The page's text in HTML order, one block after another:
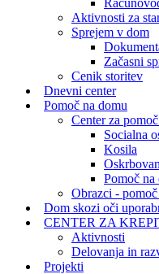
Aktivnosti za
Sprejem v dom
Začasni
Cenik storitev
Dnevni center
Pomoč na domu
Center za
Socialna
Kosila
Pomoč na
Obrazci -
Dom skozi oči
CENTER ZA
Aktivnosti
Delovanja in
Projekti